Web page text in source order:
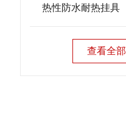
热性防水耐热挂具
查看全部